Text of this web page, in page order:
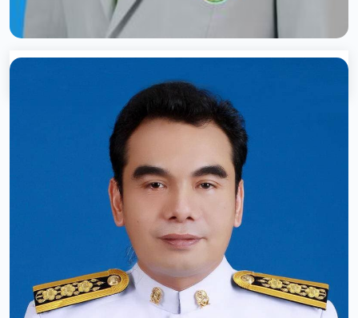
ประธานสภาคณาจารย์และข้าราชการ